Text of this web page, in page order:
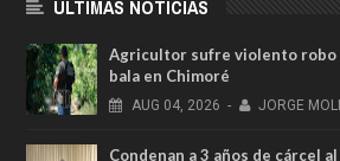
ÚLTIMAS NOTICIAS
Agricultor sufre violento robo
bala en Chimoré
AUG 04, 2026 - JORGE
Condenan a 3 años de cárcel